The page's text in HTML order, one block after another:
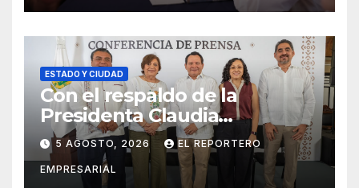
ESTADO Y CIUDAD
Con el respaldo de la
Presidenta Claudia
Sheinbaum, Renacimiento
Maya fortalece la salud de las
familias yucatecas
5 AGOSTO, 2026 EL REPORTERO
EMPRESARIAL